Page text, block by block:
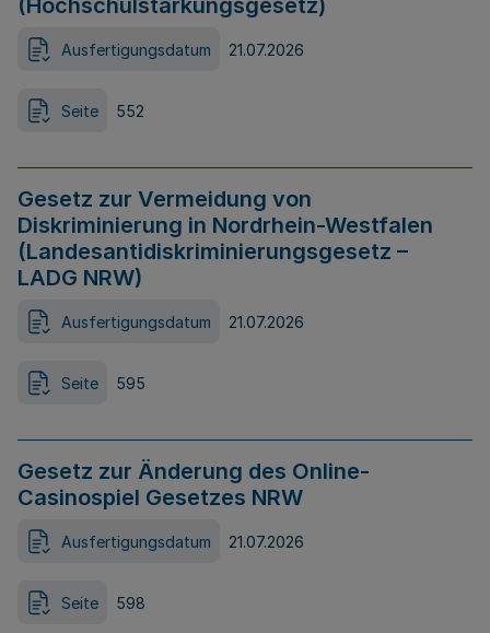
(Hochschulstärkungsgesetz)
Ausfertigungsdatum 21.07.2026
Seite 552
Gesetz zur Vermeidung von
Diskriminierung in Nordrhein-Westfalen
(Landesantidiskriminierungsgesetz –
LADG NRW)
Ausfertigungsdatum 21.07.2026
Seite 595
Gesetz zur Änderung des Online-
Casinospiel Gesetzes NRW
Ausfertigungsdatum 21.07.2026
Seite 598